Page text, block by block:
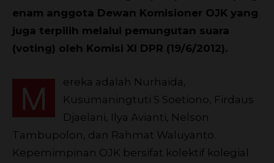
enam anggota Dewan Komisioner OJK yang
juga terpilih melalui pemungutan suara
(voting) oleh Komisi XI DPR (19/6/2012).
M
ereka adalah Nurhaida,
Kusumaningtuti S Soetiono, Firdaus
Djaelani, Ilya Avianti, Nelson
Tambupolon, dan Rahmat Waluyanto.
Kepemimpinan OJK bersifat kolektif kolegial